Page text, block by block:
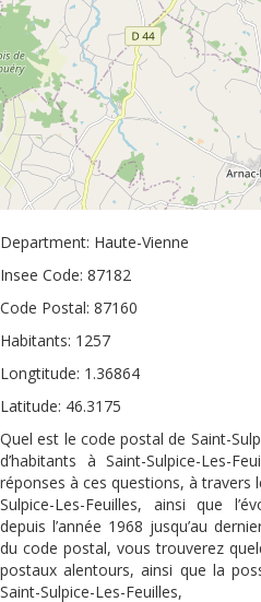
Department: Haute-Vienne
Insee Code: 87182
Code Postal: 87160
Habitants: 1257
Longtitude: 1.36864
Latitude: 46.3175
Quel est le code postal de Saint-
d’habitants à Saint-Sulpice-Les-
réponses à ces questions, à travers
Sulpice-Les-Feuilles, ainsi que
depuis l’année 1968 jusqu’au
du code postal, vous trouverez
postaux alentours, ainsi que la
Saint-Sulpice-Les-Feuilles,